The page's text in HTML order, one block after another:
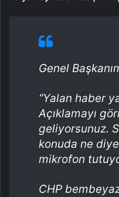
Genel
“Yalan haber
Açıklamayı
geliyorsunuz.
konuda ne
mikrofon
CHP